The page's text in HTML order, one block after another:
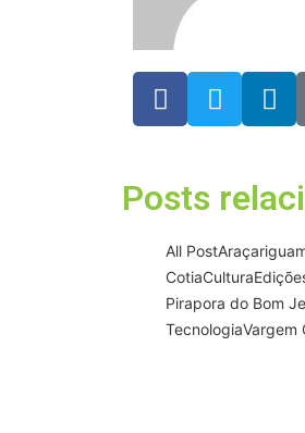
Posts
All Post
CotiaCultura
Pirapora do Bom
TecnologiaVargem